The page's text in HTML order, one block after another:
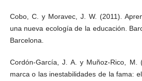
Cobo, C. y Moravec, J. W. (2011).
una nueva ecología de la educación.
Barcelona.
Cordón-García, J. A. y Muñoz-Rico, M.
marca o las inestabilidades de la fama: